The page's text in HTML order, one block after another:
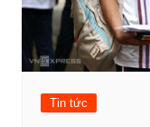
Tin tức